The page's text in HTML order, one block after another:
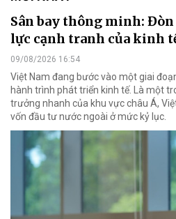
Sân bay thông minh:
lực cạnh tranh của kinh
09/08/2026 16:54
Việt Nam đang bước vào một giai
hành trình phát triển kinh tế. Là một
trưởng nhanh của khu vực châu Á,
vốn đầu tư nước ngoài ở mức kỷ lục.